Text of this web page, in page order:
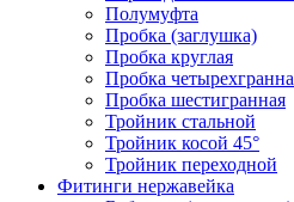
Полумуфта
Пробка (заглушка)
Пробка круглая
Пробка
Пробка шестигранная
Тройник стальной
Тройник косой 45°
Тройник переходной
Фитинги нержавейка